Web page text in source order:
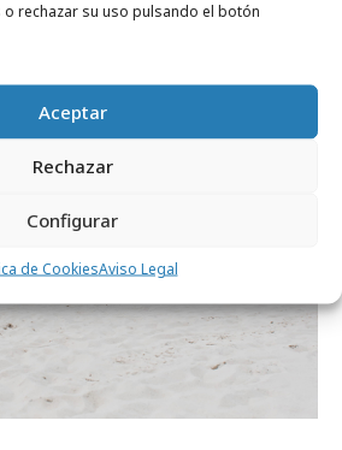
rechazar su uso pulsando el botón
Aceptar
Rechazar
Configurar
de CookiesAviso Legal